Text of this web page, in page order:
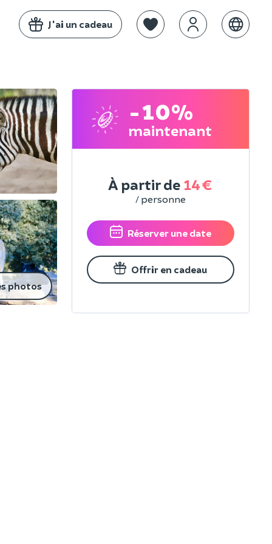
J'ai un cadeau
photos
-10%
maintenant
À partir de 14 €
/ personne
Réserver une date
Offrir en cadeau